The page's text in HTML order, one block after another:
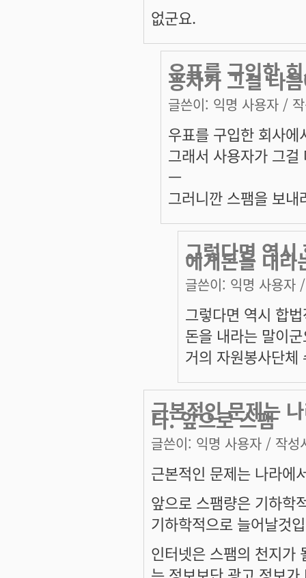
없군요.
우표를 구입한
용자가 그걸 다
글쓴이: 익명 사용자 /
우표를 구입한 회사
그래서 사용자가 그
ㅡ
그러니깐 스팸을 보
그렇다면 역시
에게돈을 내라
글쓴이: 익명 사용자
그렇다면 역시 합
돈을 내라는 말이
거의 자원봉사단체
근본적인 문제는
다. 앞으로 스팸
글쓴이: 익명 사용자 / 작성
근본적인 문제는 나라에
앞으로 스팸량은 기하학
기하학적으로 늘어날것
인터넷은 스팸의 천지가